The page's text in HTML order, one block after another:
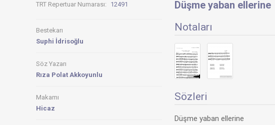
TRT Repertuar Numarası: 12491
Bestekarı
Suphi İdrisoğlu
Söz Yazarı
Rıza Polat Akkoyunlu
Makamı
Hicaz
Düşme yaban ellerine
Notaları
Sözleri
Düşme yaban ellerine